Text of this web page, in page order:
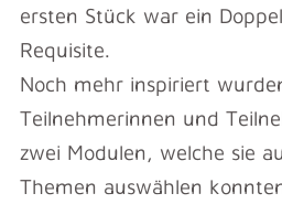
ersten Stück war ein
Requisite.
Noch mehr inspiriert
Teilnehmerinnen und
zwei Modulen, welche sie
Themen auswählen